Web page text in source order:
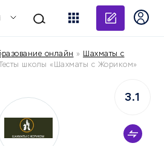
онлайн » Шахматы с
Тесты школы «Шахматы с Жориком»
3.1